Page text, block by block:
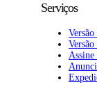
Serviços
Versão